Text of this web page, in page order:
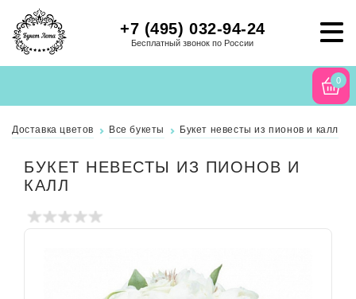
+7 (495) 032-94-24
Бесплатный звонок по России
0
Доставка цветов Все букеты Букет невесты из пионов и калл
БУКЕТ НЕВЕСТЫ ИЗ ПИОНОВ И
КАЛЛ